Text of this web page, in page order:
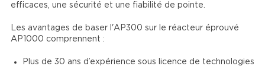
efficaces, une sécurité et une fiabilité de pointe.
Les avantages de baser l'AP300 sur le réacteur éprouvé
AP1000 comprennent :
Plus de 30 ans d’expérience sous licence de technologies